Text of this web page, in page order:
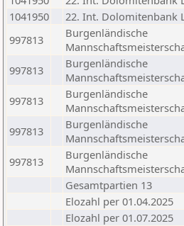
1041950
22. Int. Dolomitenbank
997813
Burgenländische
997813
Burgenländische
997813
Burgenländische
997813
Burgenländische
997813
Burgenländische
Gesamtpartien 13
Elozahl per 01.04.2025
Elozahl per 01.07.2025